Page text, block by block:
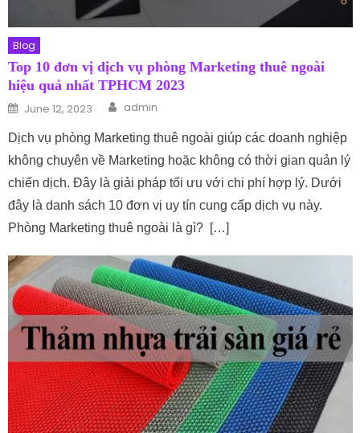
Blog
Top 10 đơn vị dịch vụ phòng Marketing thuê ngoài
hiệu quả nhất TPHCM 2023
Posted on
June 12, 2023 Author
admin
Dịch vụ phòng Marketing thuê ngoài giúp các doanh nghiệp
không chuyên về Marketing hoặc không có thời gian quản lý
chiến dịch. Đây là giải pháp tối ưu với chi phí hợp lý. Dưới
đây là danh sách 10 đơn vị uy tín cung cấp dịch vụ này.
Phòng Marketing thuê ngoài là gì? […]